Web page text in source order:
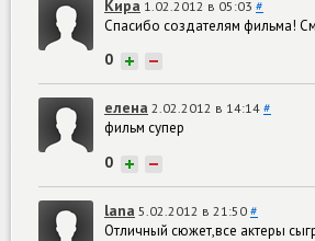
Кира 1.02.2012 в 05:03 #
Cпасибо создателям фильма!
0 + −
елена 2.02.2012 в 14:14 #
фильм супер
0 + −
lana 5.02.2012 в 21:50 #
Отличный сюжет,все актеры